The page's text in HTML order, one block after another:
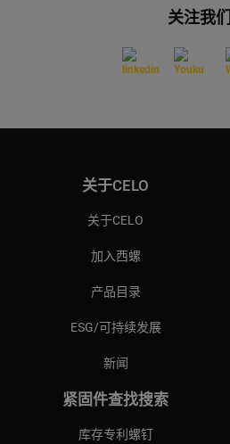
关注我们
关于CELO
关于CELO
加入西螺
产品目录
ESG/可持续发展
新闻
紧固件查找搜索
库存专利螺钉